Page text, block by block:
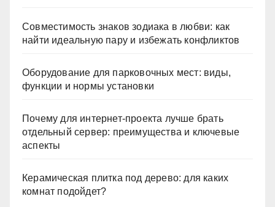
Совместимость знаков зодиака в любви: как
найти идеальную пару и избежать конфликтов
Оборудование для парковочных мест: виды,
функции и нормы установки
Почему для интернет-проекта лучше брать
отдельный сервер: преимущества и ключевые
аспекты
Керамическая плитка под дерево: для каких
комнат подойдет?